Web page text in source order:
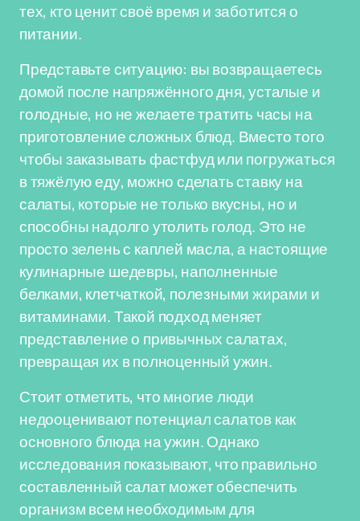
тех, кто ценит своё время и заботится о
питании.
Представьте ситуацию: вы возвращаетесь
домой после напряжённого дня, усталые и
голодные, но не желаете тратить часы на
приготовление сложных блюд. Вместо того
чтобы заказывать фастфуд или погружаться
в тяжёлую еду, можно сделать ставку на
салаты, которые не только вкусны, но и
способны надолго утолить голод. Это не
просто зелень с каплей масла, а настоящие
кулинарные шедевры, наполненные
белками, клетчаткой, полезными жирами и
витаминами. Такой подход меняет
представление о привычных салатах,
превращая их в полноценный ужин.
Стоит отметить, что многие люди
недооценивают потенциал салатов как
основного блюда на ужин. Однако
исследования показывают, что правильно
составленный салат может обеспечить
организм всем необходимым для